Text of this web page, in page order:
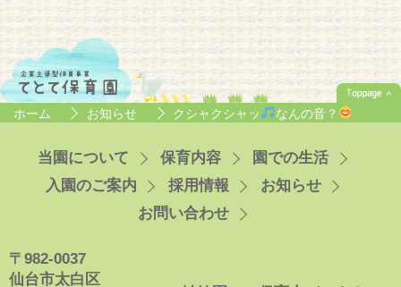
ホーム お知らせ クシャクシャッ なんの音？
当園について 保育内容
園での生活
入園のご案内
採用情報
お知らせ
お問い合わせ
〒982-0037
仙台市太白区